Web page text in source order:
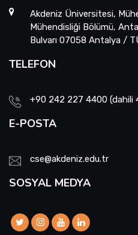
Akdeniz Üniversitesi,
Mühendisliği Bölümü,
Bulvarı 07058 Antalya /
TELEFON
+90 242 227 4400 (dahili
E-POSTA
cse@akdeniz.edu.tr
SOSYAL MEDYA